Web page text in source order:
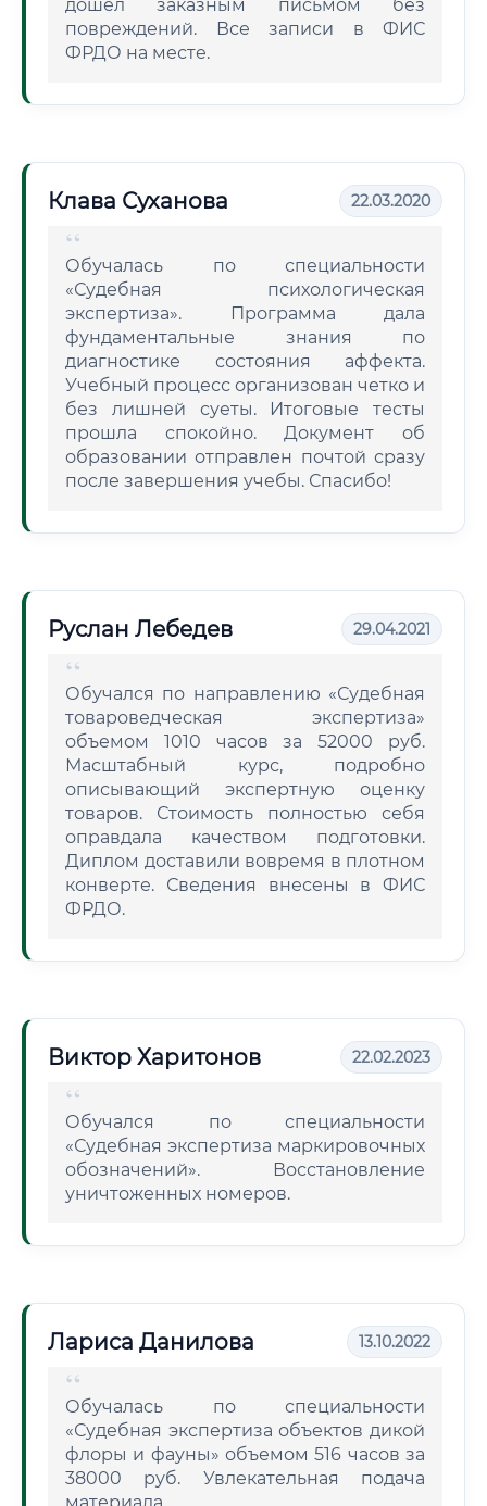
дошел заказным письмом без
повреждений. Все записи в ФИС
ФРДО на месте.
Клава Суханова 22.03.2020
Обучалась по специальности
«Судебная психологическая
экспертиза». Программа дала
фундаментальные знания по
диагностике состояния аффекта.
Учебный процесс организован четко и
без лишней суеты. Итоговые тесты
прошла спокойно. Документ об
образовании отправлен почтой сразу
после завершения учебы. Спасибо!
Руслан Лебедев 29.04.2021
Обучался по направлению «Судебная
товароведческая экспертиза»
объемом 1010 часов за 52000 руб.
Масштабный курс, подробно
описывающий экспертную оценку
товаров. Стоимость полностью себя
оправдала качеством подготовки.
Диплом доставили вовремя в плотном
конверте. Сведения внесены в ФИС
ФРДО.
Виктор Харитонов 22.02.2023
Обучался по специальности
«Судебная экспертиза маркировочных
обозначений». Восстановление
уничтоженных номеров.
Лариса Данилова 13.10.2022
Обучалась по специальности
«Судебная экспертиза объектов дикой
флоры и фауны» объемом 516 часов за
38000 руб. Увлекательная подача